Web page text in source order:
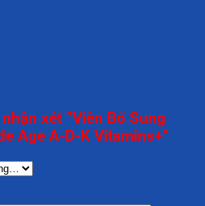
xét “Viên Bổ Sung
Age A-D-K Vitamins+”